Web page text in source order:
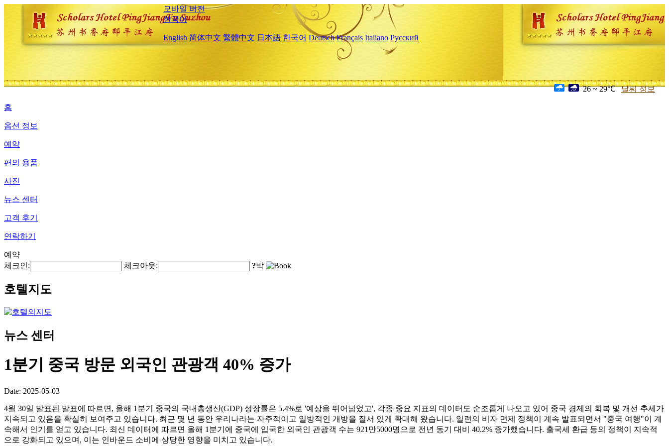
모바일 버전
한국어
English 简体中文 繁體中文 日本語 한국어 Deutsch Français Italiano Русский
26 ~ 29℃ 날씨 정보
홈
옵션 정보
예약
편의 용품
사진
뉴스 센터
고객 후기
연락하기
예약
체크인:
체크아웃: ?박
호텔지도
뉴스 센터
1분기 중국 방문 외국인 관광객 40% 증가
Date: 2025-05-03
4월 30일 발표된 발표에 따르면, 올해 1분기 중국의 국내총생산(GDP) 성장률은 5.4%로 '예상을 뛰어넘었고', 각종 중요 지표의 데이터도 순조롭게 나오고 있어 중국 경제의 회복 및 개선 추세가
지속되고 있음을 확실히 보여주고 있습니다. 최근 몇 년 동안 우리나라는 자주적이고 일방적인 개방을 질서 있게 확대해 왔습니다. 일련의 비자 면제 정책이 계속 발표되면서 "중국 여행"이 계
속해서 인기를 얻고 있습니다. 최신 데이터에 따르면 올해 1분기에 중국에 입국한 외국인 관광객 수는 921만5000명으로 전년 동기 대비 40.2% 증가했습니다. 출국세 환급 등의 정책이 지속적
으로 강화되고 있으며, 이는 인바운드 소비에 상당한 영향을 미치고 있습니다.